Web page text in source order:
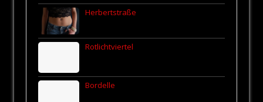
Herbertstraße
Rotlichtviertel
Bordelle